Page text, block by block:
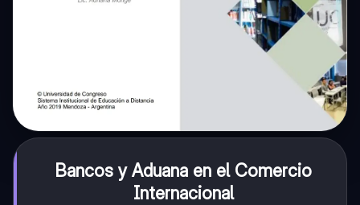
Bancos y Aduana en el Comercio
Internacional